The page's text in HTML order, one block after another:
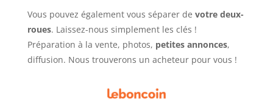
Vous pouvez également vous séparer de votre deux-
roues. Laissez-nous simplement les clés !
Préparation à la vente, photos, petites annonces,
diffusion. Nous trouverons un acheteur pour vous !